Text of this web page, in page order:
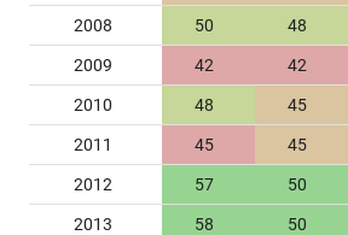
2008 50 48
2009 42 42
2010 48 45
2011 45 45
2012 57 50
2013 58 50